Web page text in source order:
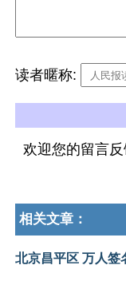
读者暱称:
欢迎您的留言反
相关文章：
北京昌平区 万人签